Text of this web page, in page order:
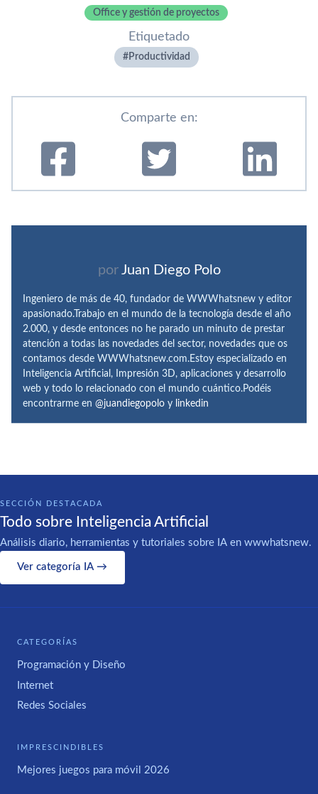
Office y gestión de proyectos
Etiquetado
Productividad
Comparte en:
por Juan Diego Polo
Ingeniero de más de 40, fundador de WWWhatsnew y editor
apasionado.Trabajo en el mundo de la tecnología desde el año
2.000, y desde entonces no he parado un minuto de prestar
atención a todas las novedades del sector, novedades que os
contamos desde WWWhatsnew.com.Estoy especializado en
Inteligencia Artificial, Impresión 3D, aplicaciones y desarrollo
web y todo lo relacionado con el mundo cuántico.Podéis
encontrarme en @juandiegopolo y linkedin
SECCIÓN DESTACADA
Todo sobre Inteligencia Artificial
Análisis diario, herramientas y tutoriales sobre IA en wwwhatsnew.
Ver categoría IA →
CATEGORÍAS
Programación y Diseño
Internet
Redes Sociales
IMPRESCINDIBLES
Mejores juegos para móvil 2026